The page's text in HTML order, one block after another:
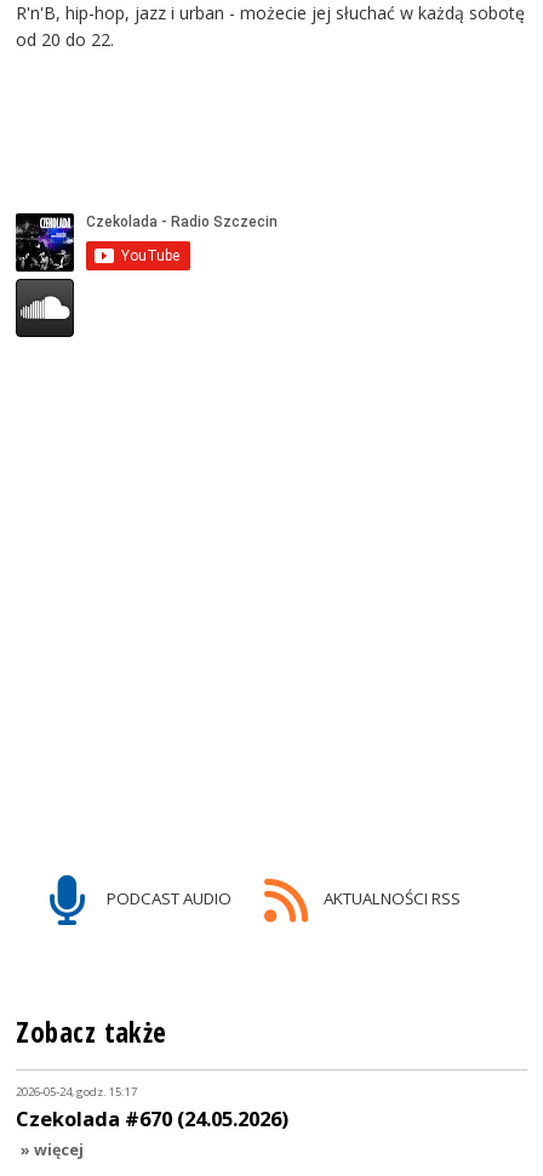
R'n'B, hip-hop, jazz i urban - możecie jej słuchać w każdą sobotę
od 20 do 22.
PODCAST AUDIO AKTUALNOŚCI RSS
Zobacz także
2026-05-24, godz. 15:17
Czekolada #670 (24.05.2026)
» więcej